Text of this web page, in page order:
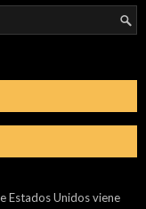
Estados Unidos viene